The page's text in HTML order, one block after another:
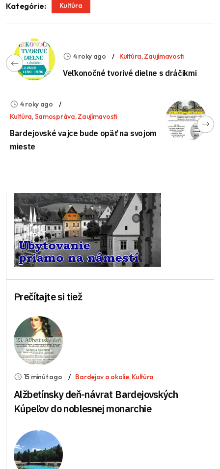
Kategórie: Kultúra
4 roky ago Kultúra,Zaujímavosti
Veľkonočné tvorivé dielne s dráčikmi
4 roky ago
Kultúra,Samospráva,Zaujímavosti
Bardejovské vajce bude opäť na svojom
mieste
Prečítajte si tiež
15 minút ago Bardejov a okolie,Kultúra
Alžbetínsky deň-návrat Bardejovských
Kúpeľov do noblesnej monarchie